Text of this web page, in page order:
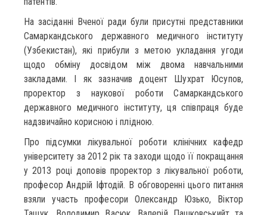
На засіданні Вченої ради були присутні представники
Самаркандського державного медичного інституту
(Узбекистан), які прибули з метою укладання угоди
щодо обміну досвідом між двома навчальними
закладами. І як зазначив доцент Шухрат Юсупов,
проректор з наукової роботи Самаркандського
державного медичного інституту, ця співпраця буде
надзвичайно корисною і плідною.
Про підсумки лікувальної роботи клінічних кафедр
університету за 2012 рік та заходи щодо її покращання
у 2013 році доповів проректор з лікувальної роботи,
професор Андрій Іфтодій. В обговоренні цього питання
взяли участь професори Олександр Юзько, Віктор